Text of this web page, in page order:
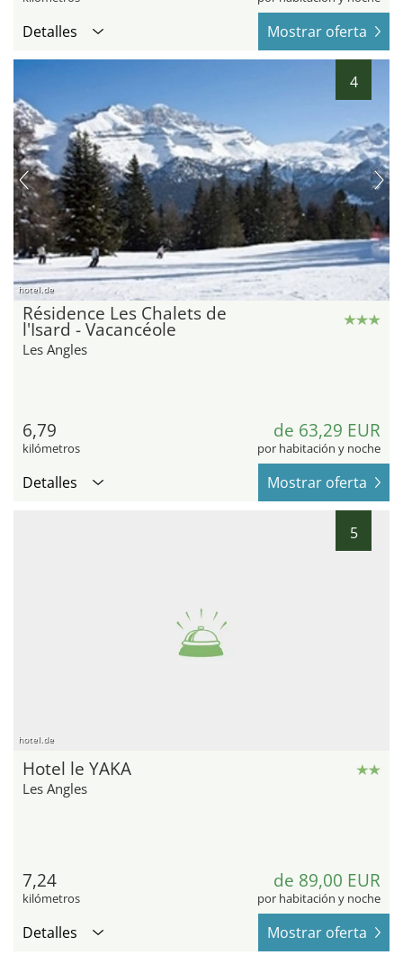
Detalles Mostrar oferta
4
hotel.de
Résidence Les Chalets de
l'Isard - Vacancéole
Les Angles
6,79
kilómetros
de 63,29 EUR
por habitación y noche
Detalles Mostrar oferta
5
hotel.de
Hotel le YAKA
Les Angles
7,24
kilómetros
de 89,00 EUR
por habitación y noche
Detalles Mostrar oferta